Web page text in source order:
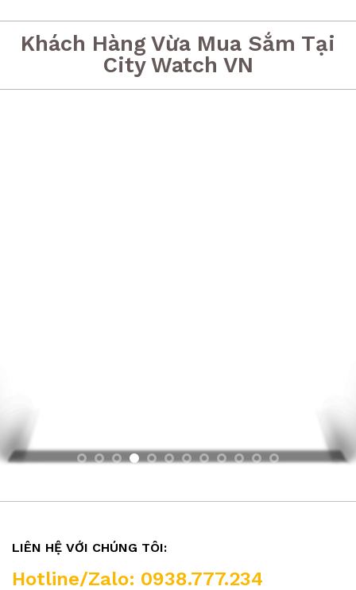
Khách Hàng Vừa Mua Sắm Tại
City Watch VN
LIÊN HỆ VỚI CHÚNG TÔI:
Hotline/Zalo: 0938.777.234